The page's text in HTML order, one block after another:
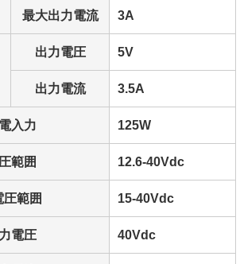
最大出力電流 3A
出力電圧 5V
出力電流 3.5A
入力 125W
範囲 12.6-40Vdc
圧範囲 15-40Vdc
電圧 40Vdc